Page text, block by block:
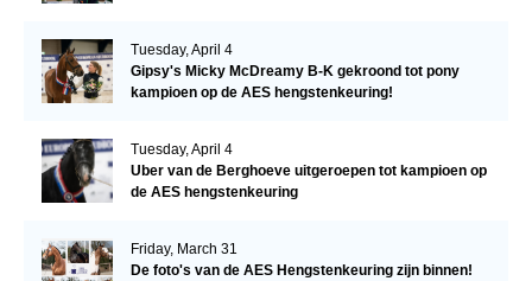
Tuesday, April 4
Gipsy's Micky McDreamy B-K gekroond tot pony
kampioen op de AES hengstenkeuring!
Tuesday, April 4
Uber van de Berghoeve uitgeroepen tot kampioen op
de AES hengstenkeuring
Friday, March 31
De foto's van de AES Hengstenkeuring zijn binnen!